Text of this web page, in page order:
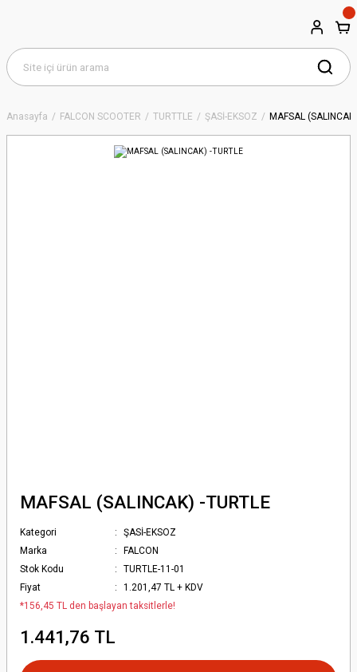
Anasayfa FALCON SCOOTER TURTTLE ŞASİ-EKSOZ MAFSAL
MAFSAL (SALINCAK) -TURTLE
Kategori
ŞASİ-EKSOZ
Marka
FALCON
Stok Kodu
TURTLE-11-01
Fiyat
1.201,47 TL + KDV
*156,45 TL den başlayan taksitlerle!
1.441,76 TL